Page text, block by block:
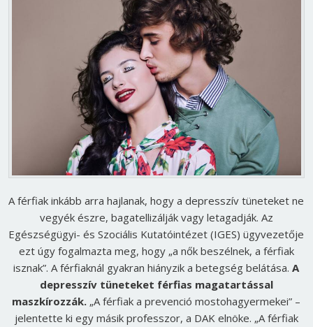
A férfiak inkább arra hajlanak, hogy a depresszív tüneteket ne
vegyék észre, bagatellizálják vagy letagadják. Az
Egészségügyi- és Szociális Kutatóintézet (IGES) ügyvezetője
ezt úgy fogalmazta meg, hogy „a nők beszélnek, a férfiak
isznak”. A férfiaknál gyakran hiányzik a betegség belátása.A
depresszív tüneteket férfias magatartással
maszkírozzák. „A férfiak a prevenció mostohagyermekei” –
jelentette ki egy másik professzor, a DAK elnöke. „A férfiak